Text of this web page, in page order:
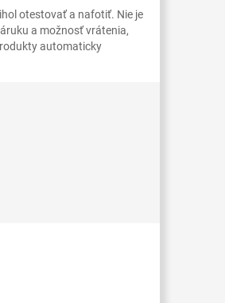
otestovať a nafotiť. Nie je
a možnosť vrátenia,
automaticky